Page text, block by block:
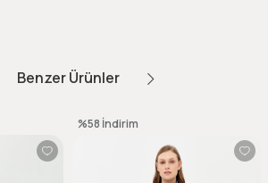
Benzer Ürünler
%58 İndirim